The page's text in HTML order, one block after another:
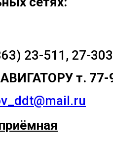
23-511, 27-303
т. 77-